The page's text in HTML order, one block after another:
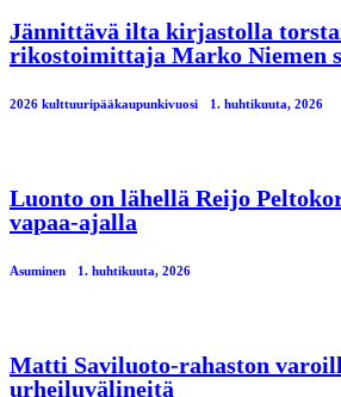
Jännittävä ilta kirjastolla
rikostoimittaja Marko Niemen
2026 kulttuuripääkaupunkivuosi 1. huhtikuuta, 2026
Luonto on lähellä Reijo
vapaa-ajalla
Asuminen 1. huhtikuuta, 2026
Matti Saviluoto-rahaston
urheiluvälineitä